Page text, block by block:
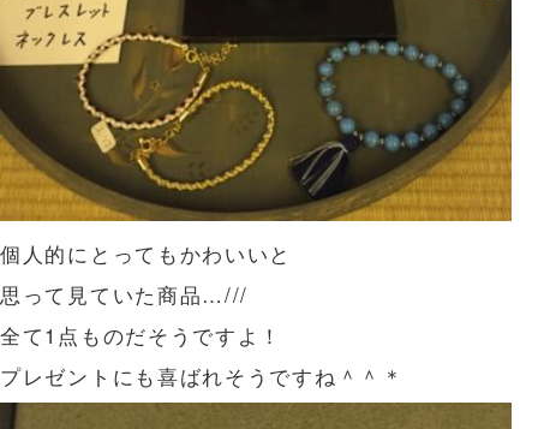
個人的にとってもかわいいと
思って見ていた商品…///
全て1点ものだそうですよ！
プレゼントにも喜ばれそうですね＾＾＊